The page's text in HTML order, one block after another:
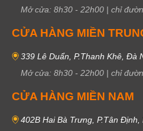
Mở cửa: 8h30 - 22h00 | chỉ
CỬA HÀNG MIỀN
339 Lê Duẩn, P.Thanh Khê, Đà
Mở cửa: 8h30 - 22h00 | chỉ
CỬA HÀNG MIỀN NAM
402B Hai Bà Trưng, P.Tân Định,